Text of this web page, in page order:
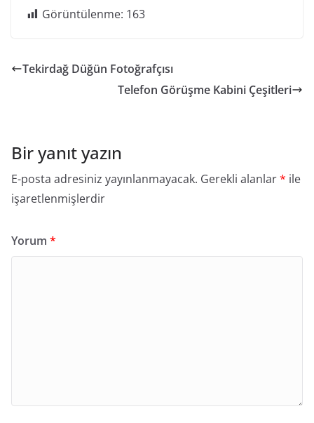
Görüntülenme: 163
Tekirdağ Düğün Fotoğrafçısı
Telefon Görüşme Kabini Çeşitleri
Bir yanıt yazın
E-posta adresiniz yayınlanmayacak. Gerekli alanlar* ile
işaretlenmişlerdir
Yorum *